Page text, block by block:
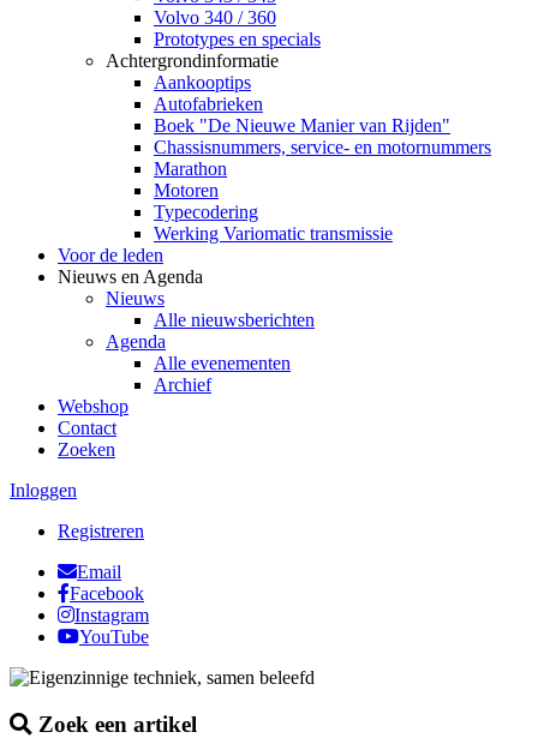
Volvo 340 / 360
Prototypes en specials
Achtergrondinformatie
Aankooptips
Autofabrieken
Boek "De Nieuwe Manier van Rijden"
Chassisnummers, service- en motornummers
Marathon
Motoren
Typecodering
Werking Variomatic transmissie
Voor de leden
Nieuws en Agenda
Nieuws
Alle nieuwsberichten
Agenda
Alle evenementen
Archief
Webshop
Contact
Zoeken
Inloggen
Registreren
Email
Facebook
Instagram
YouTube
Zoek een artikel